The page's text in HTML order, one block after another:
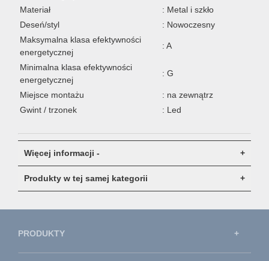
Materiał
: Metal i szkło
Deseń/styl
: Nowoczesny
Maksymalna klasa efektywności
energetycznej
: A
Minimalna klasa efektywności
energetycznej
: G
Miejsce montażu
: na zewnątrz
Gwint / trzonek
: Led
Więcej informacji -
Produkty w tej samej kategorii
PRODUKTY